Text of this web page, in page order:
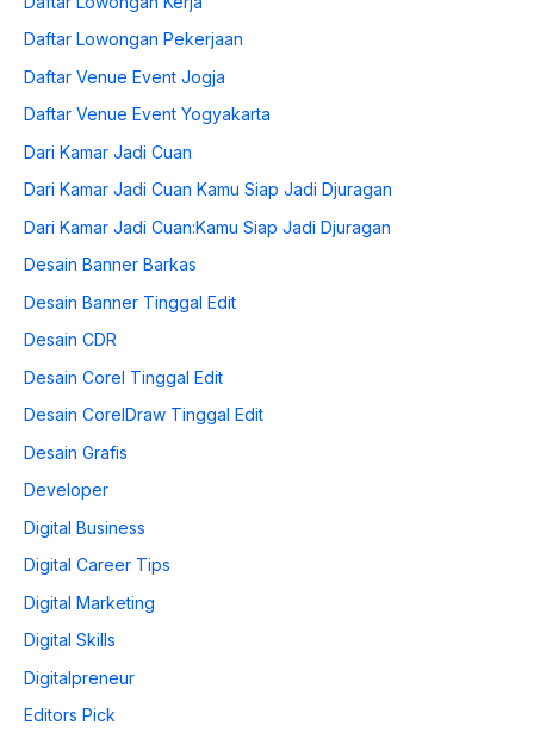
Daftar Lowongan Pekerjaan
Daftar Venue Event Jogja
Daftar Venue Event Yogyakarta
Dari Kamar Jadi Cuan
Dari Kamar Jadi Cuan Kamu Siap Jadi Djuragan
Dari Kamar Jadi Cuan:Kamu Siap Jadi Djuragan
Desain Banner Barkas
Desain Banner Tinggal Edit
Desain CDR
Desain Corel Tinggal Edit
Desain CorelDraw Tinggal Edit
Desain Grafis
Developer
Digital Business
Digital Career Tips
Digital Marketing
Digital Skills
Digitalpreneur
Editors Pick